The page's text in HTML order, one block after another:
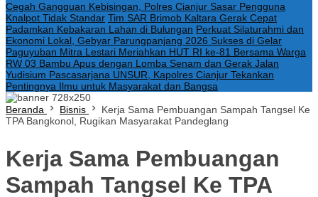
Cegah Gangguan Kebisingan, Polres Cianjur Sasar Pengguna
Knalpot Tidak Standar Tim SAR Brimob Kaltara Gerak Cepat
Padamkan Kebakaran Lahan di Bulungan Perkuat Silaturahmi dan
Ekonomi Lokal, Gebyar Parungpanjang 2026 Sukses di Gelar
Paguyuban Mitra Lestari Meriahkan HUT RI ke-81 Bersama Warga
RW 03 Bambu Apus dengan Lomba Senam dan Gerak Jalan
Yudisium Pascasarjana UNSUR, Kapolres Cianjur Tekankan
Pentingnya Ilmu untuk Masyarakat dan Bangsa
Beranda Bisnis
Kerja Sama Pembuangan Sampah Tangsel Ke
TPA Bangkonol, Rugikan Masyarakat Pandeglang
Kerja Sama Pembuangan
Sampah Tangsel Ke TPA